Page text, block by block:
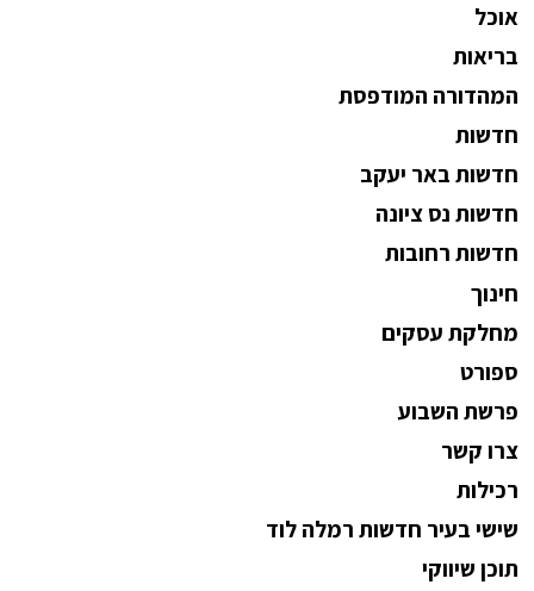
אוכל
בריאות
המהדורה המודפסת
חדשות
חדשות באר יעקב
חדשות נס ציונה
חדשות רחובות
חינוך
מחלקת עסקים
ספורט
פרשת השבוע
צרו קשר
רכילות
שישי בעיר חדשות רמלה לוד
תוכן שיווקי